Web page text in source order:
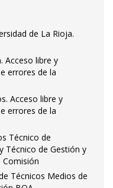
de La Rioja.
Acceso libre y
errores de la
Acceso libre y
errores de la
Técnico de
Técnico de Gestión y
Comisión
Técnicos Medios de